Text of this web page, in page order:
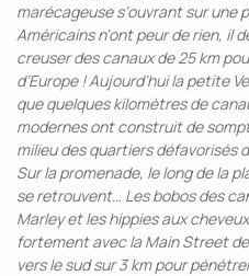
marécageuse s’ouvrant sur une
Américains n’ont peur de rien, il
creuser des canaux de 25 km
d’Europe ! Aujourd’hui la petite
que quelques kilomètres de
modernes ont construit de
milieu des quartiers défavorisés
Sur la promenade, le long de la
se retrouvent… Les bobos des
Marley et les hippies aux
fortement avec la Main Street
vers le sud sur 3 km pour